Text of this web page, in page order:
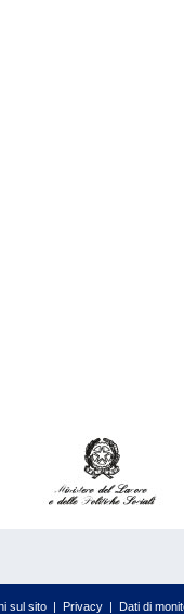
sul sito | Privacy | Dati di